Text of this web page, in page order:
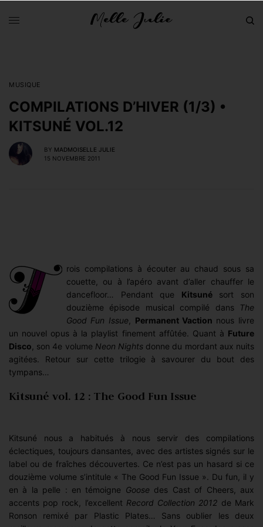
MUSIQUE
COMPILATIONS D’HIVER (1/3) •
KITSUNÉ VOL.12
BY MADMOISELLE JULIE
15 NOVEMBRE 2011
rois compilations à écouter au chaud sous sa
couette, ou à l’apéro avant d’aller chauffer le
dancefloor… Pendant que Kitsunésort son
douzième épisode musical compilé dans
The
Good Fun Issue
Permanent Vaction nous livre
un nouvel opus à la playlist finement affûtée. Quant à Future
Disco , son 4e volume Neon Nights donne du mordant aux nuits
agitées. Retour sur cette trilogie à savourer du bout des
tympans…
Kitsuné vol. 12 : The Good Fun Issue
Kitsuné nous a habitués à nous servir des compilations
éclectiques, toujours dansantes, avec des artistes signés sur le
label ou de fraîches découvertes. Ce n’est pas un hasard si ce
douzième volume s’intitule « The Good Fun Issue ». Du fun, il y
en à la pelle : en témoigne Goose des Cast of Cheers, aux
accents pop rock, l’excellent Record Collection 2012 de Mark
Ronson remixé par Plastic Plates… Sans oublier les deux